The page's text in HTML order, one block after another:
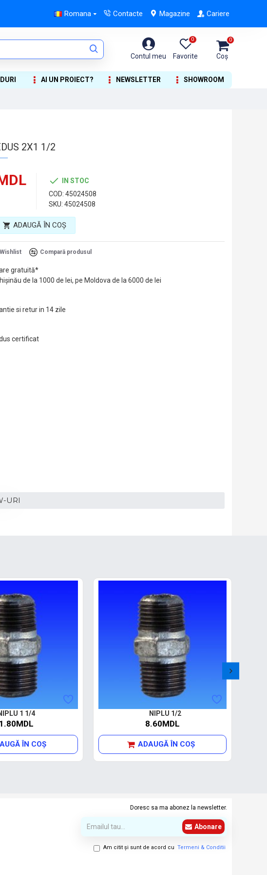
Romana Contacte Magazine Cariere
Contul meu Favorite
0
Coș
0
AI UN PROIECT? NEWSLETTER SHOWROOM
2X1 1/2
IN STOC
COD: 45024508
SKU: 45024508
ADAUGĂ ÎN COŞ
Compară produsul
gratuită*
de la 1000 de lei, pe Moldova de la 6000 de lei
si retur in 14 zile
certificat
URI
1 1/4
ÎN COŞ
NIPLU 1/2
8.60MDL
ADAUGĂ ÎN COŞ
Doresc sa ma abonez la newsletter.
Abonare
Am citit şi sunt de acord cu Termeni & Conditii